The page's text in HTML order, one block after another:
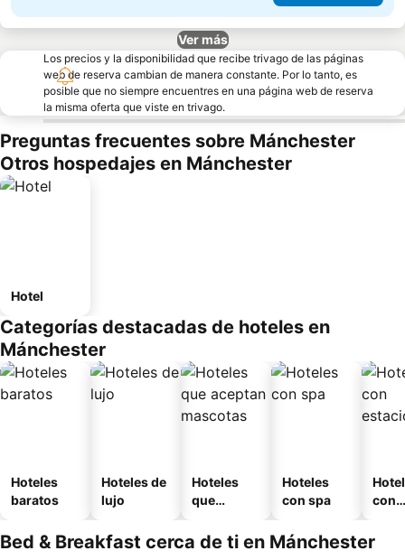
Ver más
Los precios y la disponibilidad que recibe trivago de las páginas
web de reserva cambian de manera constante. Por lo tanto, es
posible que no siempre encuentres en una página web de reserva
la misma oferta que viste en trivago.
Preguntas frecuentes sobre Mánchester
Otros hospedajes en Mánchester
Hotel
Categorías destacadas de hoteles en
Mánchester
Hoteles
baratos
Hoteles de
lujo
Hoteles
que
mascotas
Hoteles
con spa
con
Bed & Breakfast cerca de ti en Mánchester